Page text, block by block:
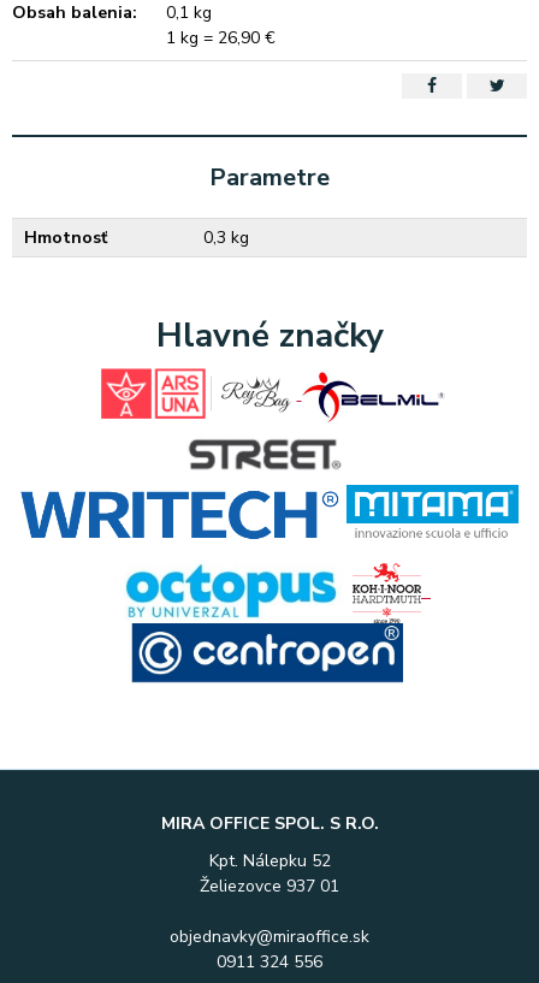
Obsah balenia:
0,1 kg
1 kg = 26,90 €
Parametre
Hmotnosť 0,3 kg
Hlavné značky
MIRA OFFICE SPOL. S R.O.
Kpt. Nálepku 52
Želiezovce 937 01
objednavky@miraoffice.sk
0911 324 556